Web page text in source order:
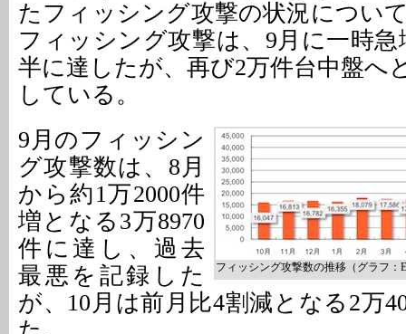
たフィッシング攻撃の状況につい
フィッシング攻撃は、9月に一時急
半に達したが、再び2万件台中盤へ
している。
フィッシング攻撃数の推移（グラフ：
9月のフィッシン
グ攻撃数は、8月
から約1万2000件
増となる3万8970
件に達し、過去
最悪を記録した
が、10月は前月比4割減となる2万